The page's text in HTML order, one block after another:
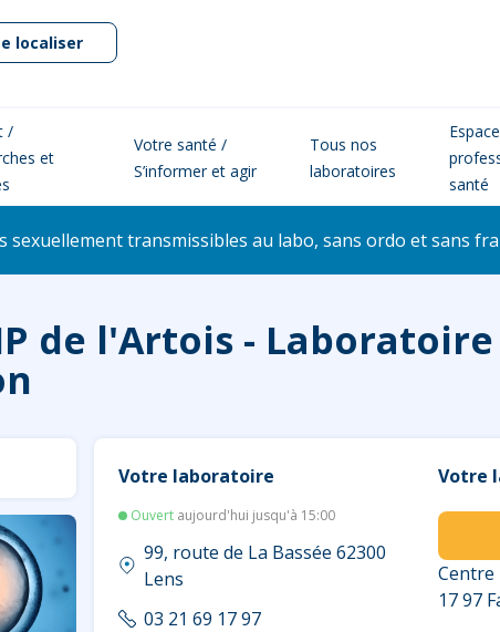
localiser
/
et
Votre santé /
S’informer et agir
Tous nos
laboratoires
Espace
santé
sexuellement transmissibles au labo, sans ordo et sans
de l'Artois -
Votre laboratoire
Ouvert aujourd'hui jusqu'à 15:00
99, route de La Bassée 62300
Lens
03 21 69 17 97
Votre
Centre
17 97